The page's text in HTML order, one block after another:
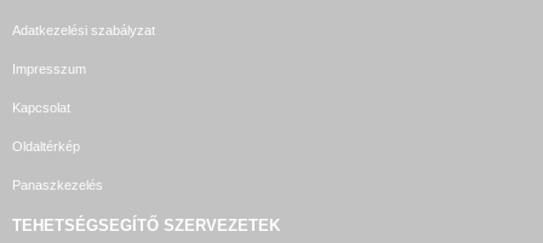
Adatkezelési szabályzat
Impresszum
Kapcsolat
Oldaltérkép
Panaszkezelés
TEHETSÉGSEGÍTŐ SZERVEZETEK